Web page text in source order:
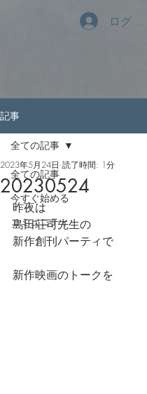
ログイン
記事
全ての記事
今すぐ始める
コミュニティ
全ての記事
20230524
2023年5月24日 読了時間: 1分
昨夜は
島田荘司先生の
新作創刊パーティで
新作映画のトークを